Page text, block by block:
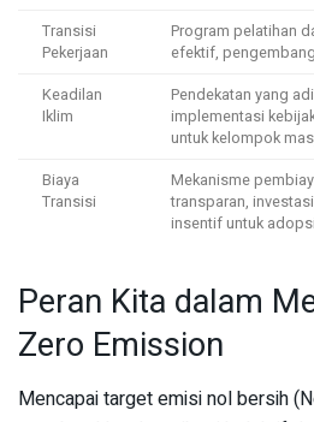
Transisi
Pekerjaan
Program pelatihan
efektif,
Keadilan
Iklim
Pendekatan yang
implementasi
untuk kelompok
Biaya
Transisi
Mekanisme
transparan,
insentif untuk
Peran Kita dalam
Zero Emission
Mencapai target emisi nol bersih